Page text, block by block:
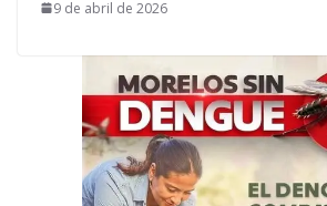
9 de abril de 2026